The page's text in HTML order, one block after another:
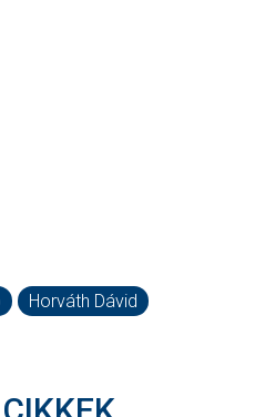
Horváth Dávid